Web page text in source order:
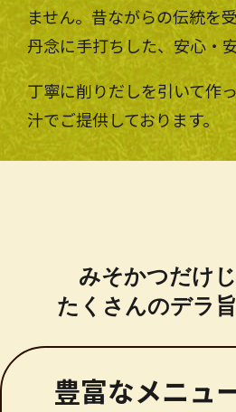
ません。昔ながらの伝統を
丹念に手打ちした、安心・
丁寧に削りだしを引いて作
汁でご提供しております。
みそかつだけ
たくさんのデラ
豊富なメニュ